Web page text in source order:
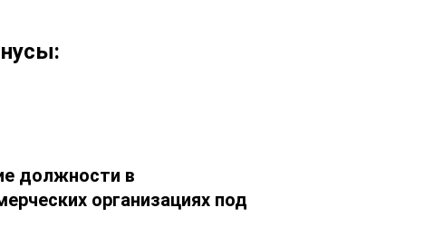
должности в
организациях под